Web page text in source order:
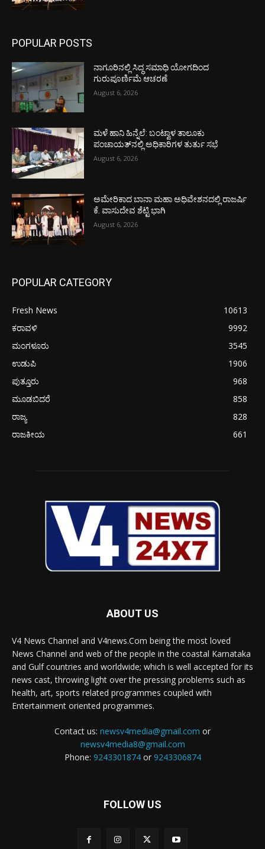
POPULAR POSTS
ನಾಗೂರಿನಲ್ಲಿ ಸಿದ್ಧ ಸಮಾಧಿ ಯೋಗದಿಂದ
ಗುರುಪೂರ್ಣಿಮೆ ಆಚರಣೆ
August 6, 2026
ಮಳೆ ಹಾನಿ ಹಿನ್ನೆಲೆ: ಬಂಟ್ವಾಳ ತಾಲೂಕು
ಪಂಚಾಯತ್‌ನಲ್ಲಿ ಅಧಿಕಾರಿಗಳ ತುರ್ತು ಸಭೆ
August 6, 2026
ಅಮೇರಿಕಾದ ಬಾನಾ ಮಹಾ ಅಧಿವೇಶನದಲ್ಲಿ ರಾಜರ್ಷಿ
ಕೆ. ವಾಸುದೇವ ಶೆಟ್ಟಿ ಭಾಗಿ
August 6, 2026
POPULAR CATEGORY
Fresh News
10613
ಕರಾವಳಿ
9992
ಮಂಗಳೂರು
3545
ಉಡುಪಿ
1906
ಪುತ್ತೂರು
968
ಮೂಡಬಿದರೆ
858
ರಾಜ್ಯ
828
ರಾಜಕೀಯ
661
ABOUT US
V4 News Channel and V4news.Com being the most loved
News Channel and web of the people in the coastal Karnataka
and Gulf countries and worldwide; which is well accepted for its
news cast, throwing light over the pressing problems such as
health, art, sports related programmes coupled with
Entertainment oriented programmes.
Contact us: newsv4media@gmail.com or
newsv4media8@gmail.com
Phone: 9243301874or 9243306874
FOLLOW US